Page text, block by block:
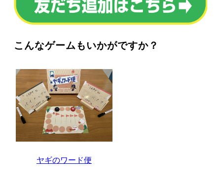
こんなゲームもいかがですか？
ヤギのワード便